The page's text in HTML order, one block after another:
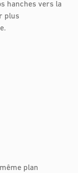
hanches vers la
plus
plan